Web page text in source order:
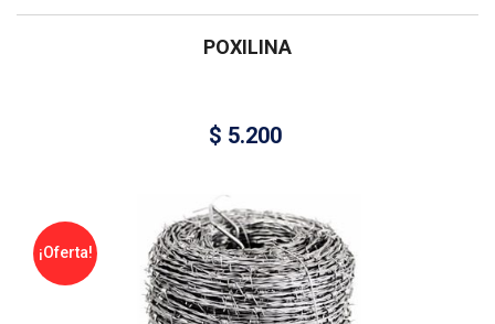
POXILINA
$ 5.200
¡Oferta!